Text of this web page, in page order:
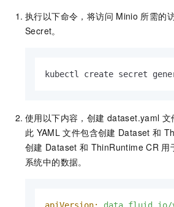
执行以下命令，将访问 Minio 所需的
Secret。
kubectl create secret
使用以下内容，创建 dataset.yaml 文
此 YAML 文件包含创建 Dataset 和
创建 Dataset 和 ThinRuntime CR 用
系统中的数据。